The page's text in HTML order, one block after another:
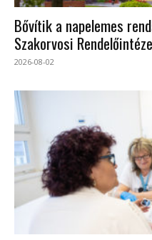
Bővítik a napelemes
Szakorvosi
2026-08-02